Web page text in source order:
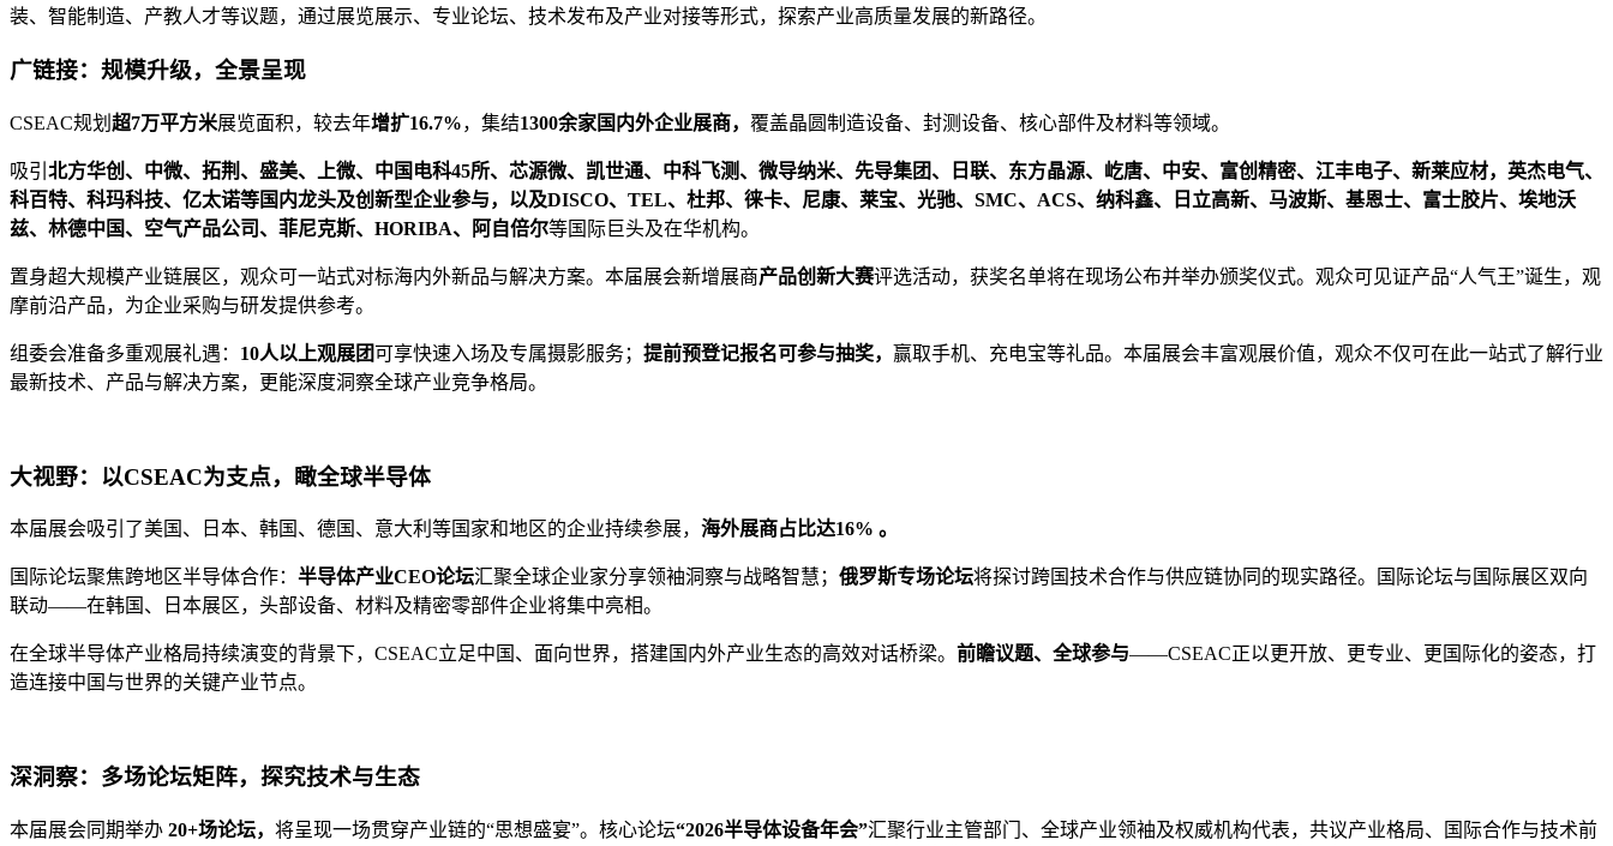
装、智能制造、产教人才等议题，通过展览展示、专业论坛、技术发布及产业对接等形式，探索产业高质量发展的新路径。
广链接：规模升级，全景呈现
CSEAC规划 超7万平方米展览面积，较去年增扩16.7%，集结1300余家国内外企业展商， 覆盖晶圆制造设备、封测设备、核心部件及材料等领域。
吸引 北方华创、中微、拓荆、盛美、上微、中国电科45所、芯源微、凯世通、中科飞测、微导纳米、先导集团、日联、东方晶源、屹唐、中安、富创精密、江丰电子、新莱应材，英杰电气、
科百特、科玛科技、亿太诺等国内龙头及创新型企业参与，以及DISCO、TEL、杜邦、徕卡、尼康、莱宝、光驰、SMC、ACS、纳科鑫、日立高新、马波斯、基恩士、富士胶片、埃地沃
兹、林德中国、空气产品公司、菲尼克斯、HORIBA、阿自倍尔等国际巨头及在华机构。
置身超大规模产业链展区，观众可一站式对标海内外新品与解决方案。本届展会新增展商产品创新大赛评选活动，获奖名单将在现场公布并举办颁奖仪式。观众可见证产品“人气王”诞生，观
摩前沿产品，为企业采购与研发提供参考。
组委会准备多重观展礼遇： 10人以上观展团可享快速入场及专属摄影服务； 提前预登记报名可参与抽奖， 赢取手机、充电宝等礼品。本届展会丰富观展价值，观众不仅可在此一站式了解行业
最新技术、产品与解决方案，更能深度洞察全球产业竞争格局。
大视野：以CSEAC为支点，瞰全球半导体
本届展会吸引了美国、日本、韩国、德国、意大利等国家和地区的企业持续参展， 海外展商占比达16% 。
国际论坛聚焦跨地区半导体合作： 半导体产业CEO论坛汇聚全球企业家分享领袖洞察与战略智慧； 俄罗斯专场论坛将探讨跨国技术合作与供应链协同的现实路径。国际论坛与国际展区双向
联动——在韩国、日本展区，头部设备、材料及精密零部件企业将集中亮相。
在全球半导体产业格局持续演变的背景下，CSEAC立足中国、面向世界，搭建国内外产业生态的高效对话桥梁。 前瞻议题、全球参与——CSEAC正以更开放、更专业、更国际化的姿态，打
造连接中国与世界的关键产业节点。
深洞察：多场论坛矩阵，探究技术与生态
本届展会同期举办 20+场论坛， 将呈现一场贯穿产业链的“思想盛宴”。核心论坛“2026半导体设备年会”汇聚行业主管部门、全球产业领袖及权威机构代表，共议产业格局、国际合作与技术前